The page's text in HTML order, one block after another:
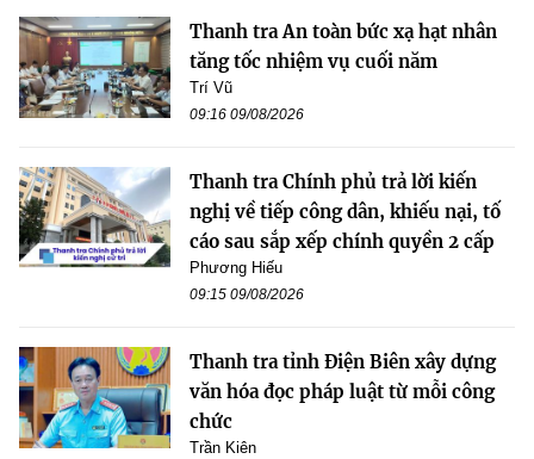
Thanh tra An toàn bức xạ hạt nhân
tăng tốc nhiệm vụ cuối năm
Trí Vũ
09:16 09/08/2026
Thanh tra Chính phủ trả lời kiến
nghị về tiếp công dân, khiếu nại, tố
cáo sau sắp xếp chính quyền 2 cấp
Phương Hiếu
09:15 09/08/2026
Thanh tra tỉnh Điện Biên xây dựng
văn hóa đọc pháp luật từ mỗi công
chức
Trần Kiên